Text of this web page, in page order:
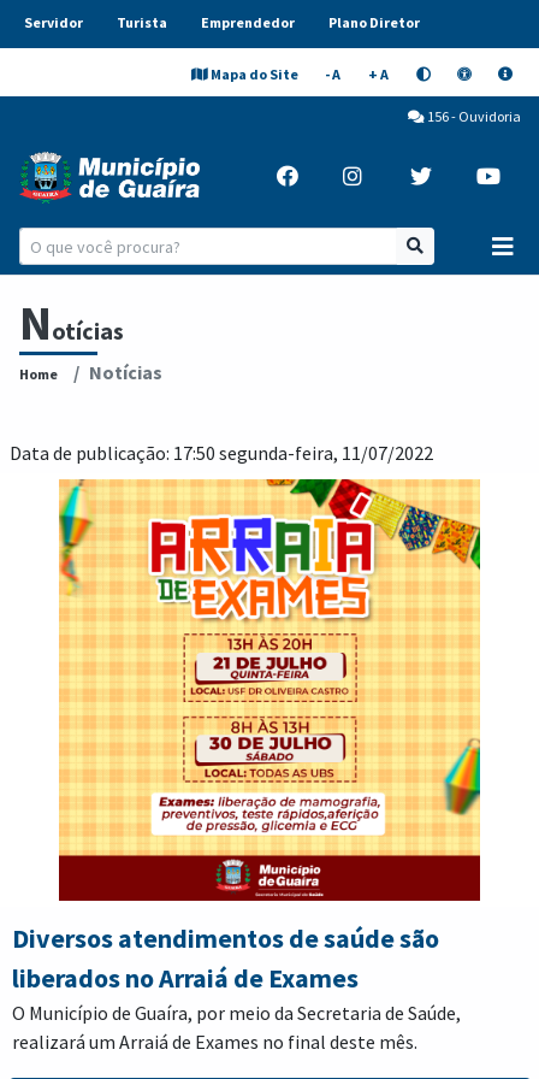
Servidor Turista Emprendedor Plano Diretor
Mapa do Site - A + A
156 - Ouvidoria
Notícias
Home Notícias
Data de publicação: 17:50 segunda-feira, 11/07/2022
Diversos atendimentos de saúde são
liberados no Arraiá de Exames
O Município de Guaíra, por meio da Secretaria de Saúde,
realizará um Arraiá de Exames no final deste mês.